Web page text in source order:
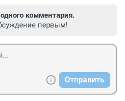
комментария.
первым!
Отправить